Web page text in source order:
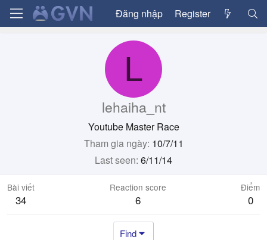
Đăng nhập Register
L
lehaiha_nt
Youtube Master Race
Tham gia ngày 10/7/11
Last seen 6/11/14
Bài viết
34
Reaction score
6
Điểm
0
Find